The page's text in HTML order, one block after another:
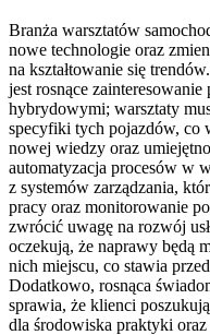
Branża warsztatów
nowe technologie oraz
na kształtowanie się
jest rosnące
hybrydowymi; warsztaty
specyfiki tych pojazdów, co
nowej wiedzy oraz
automatyzacja procesów w
z systemów zarządzania,
pracy oraz monitorowanie
zwrócić uwagę na rozwój
oczekują, że naprawy będą
nich miejscu, co stawia
Dodatkowo, rosnąca
sprawia, że klienci
dla środowiska praktyki oraz